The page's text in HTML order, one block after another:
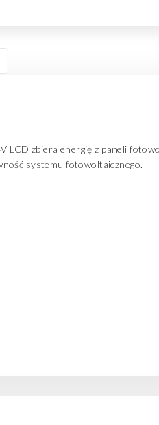
LCD zbiera energię z paneli
systemu fotowoltaicznego.